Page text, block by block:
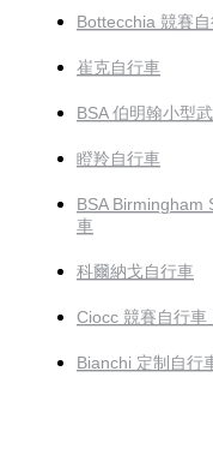
Bottecchia 競賽
崔克自行車
BSA 伯明翰小型
瞪羚自行車
BSA Birmingham
車
科爾納戈自行車
Ciocc 競賽自行車
Bianchi 定制自行